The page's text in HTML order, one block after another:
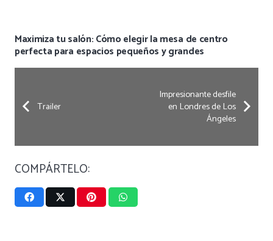
Maximiza tu salón: Cómo elegir la mesa de centro
perfecta para espacios pequeños y grandes
Trailer
Impresionante desfile
en Londres de Los
Ángeles
COMPÁRTELO: